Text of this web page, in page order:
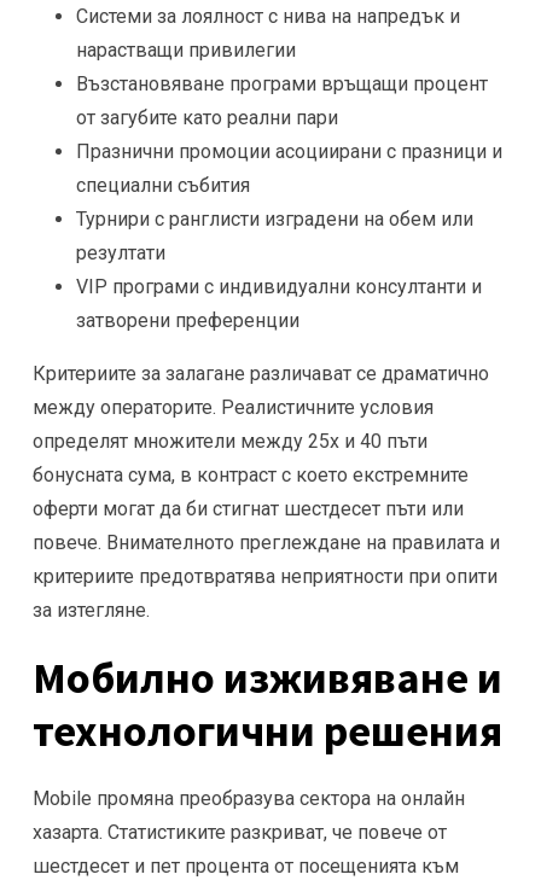
Системи за лоялност с нива на напредък и
нарастващи привилегии
Възстановяване програми връщащи процент
от загубите като реални пари
Празнични промоции асоциирани с празници и
специални събития
Турнири с ранглисти изградени на обем или
резултати
VIP програми с индивидуални консултанти и
затворени преференции
Критериите за залагане различават се драматично
между операторите. Реалистичните условия
определят множители между 25x и 40 пъти
бонусната сума, в контраст с което екстремните
оферти могат да би стигнат шестдесет пъти или
повече. Внимателното преглеждане на правилата и
критериите предотвратява неприятности при опити
за изтегляне.
Мобилно изживяване и
технологични решения
Mobile промяна преобразува сектора на онлайн
хазарта. Статистиките разкриват, че повече от
шестдесет и пет процента от посещенията към